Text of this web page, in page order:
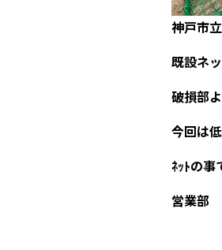
神戸市
既設ネ
破損部
今回は
ﾈｯﾄの事
営業部